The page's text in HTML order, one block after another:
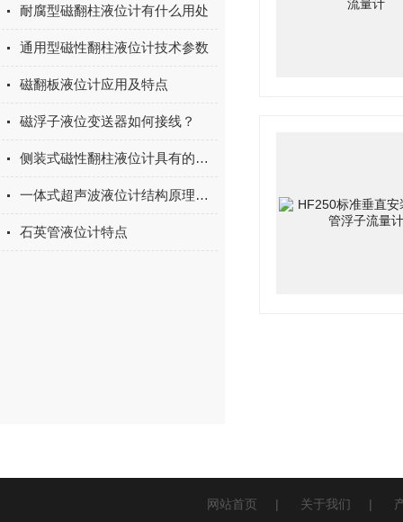
耐腐型磁翻柱液位计有什么用处
通用型磁性翻柱液位计技术参数
磁翻板液位计应用及特点
磁浮子液位变送器如何接线？
侧装式磁性翻柱液位计具有的功能
一体式超声波液位计结构原理及安装
石英管液位计特点
网站首页 | 关于我们 |